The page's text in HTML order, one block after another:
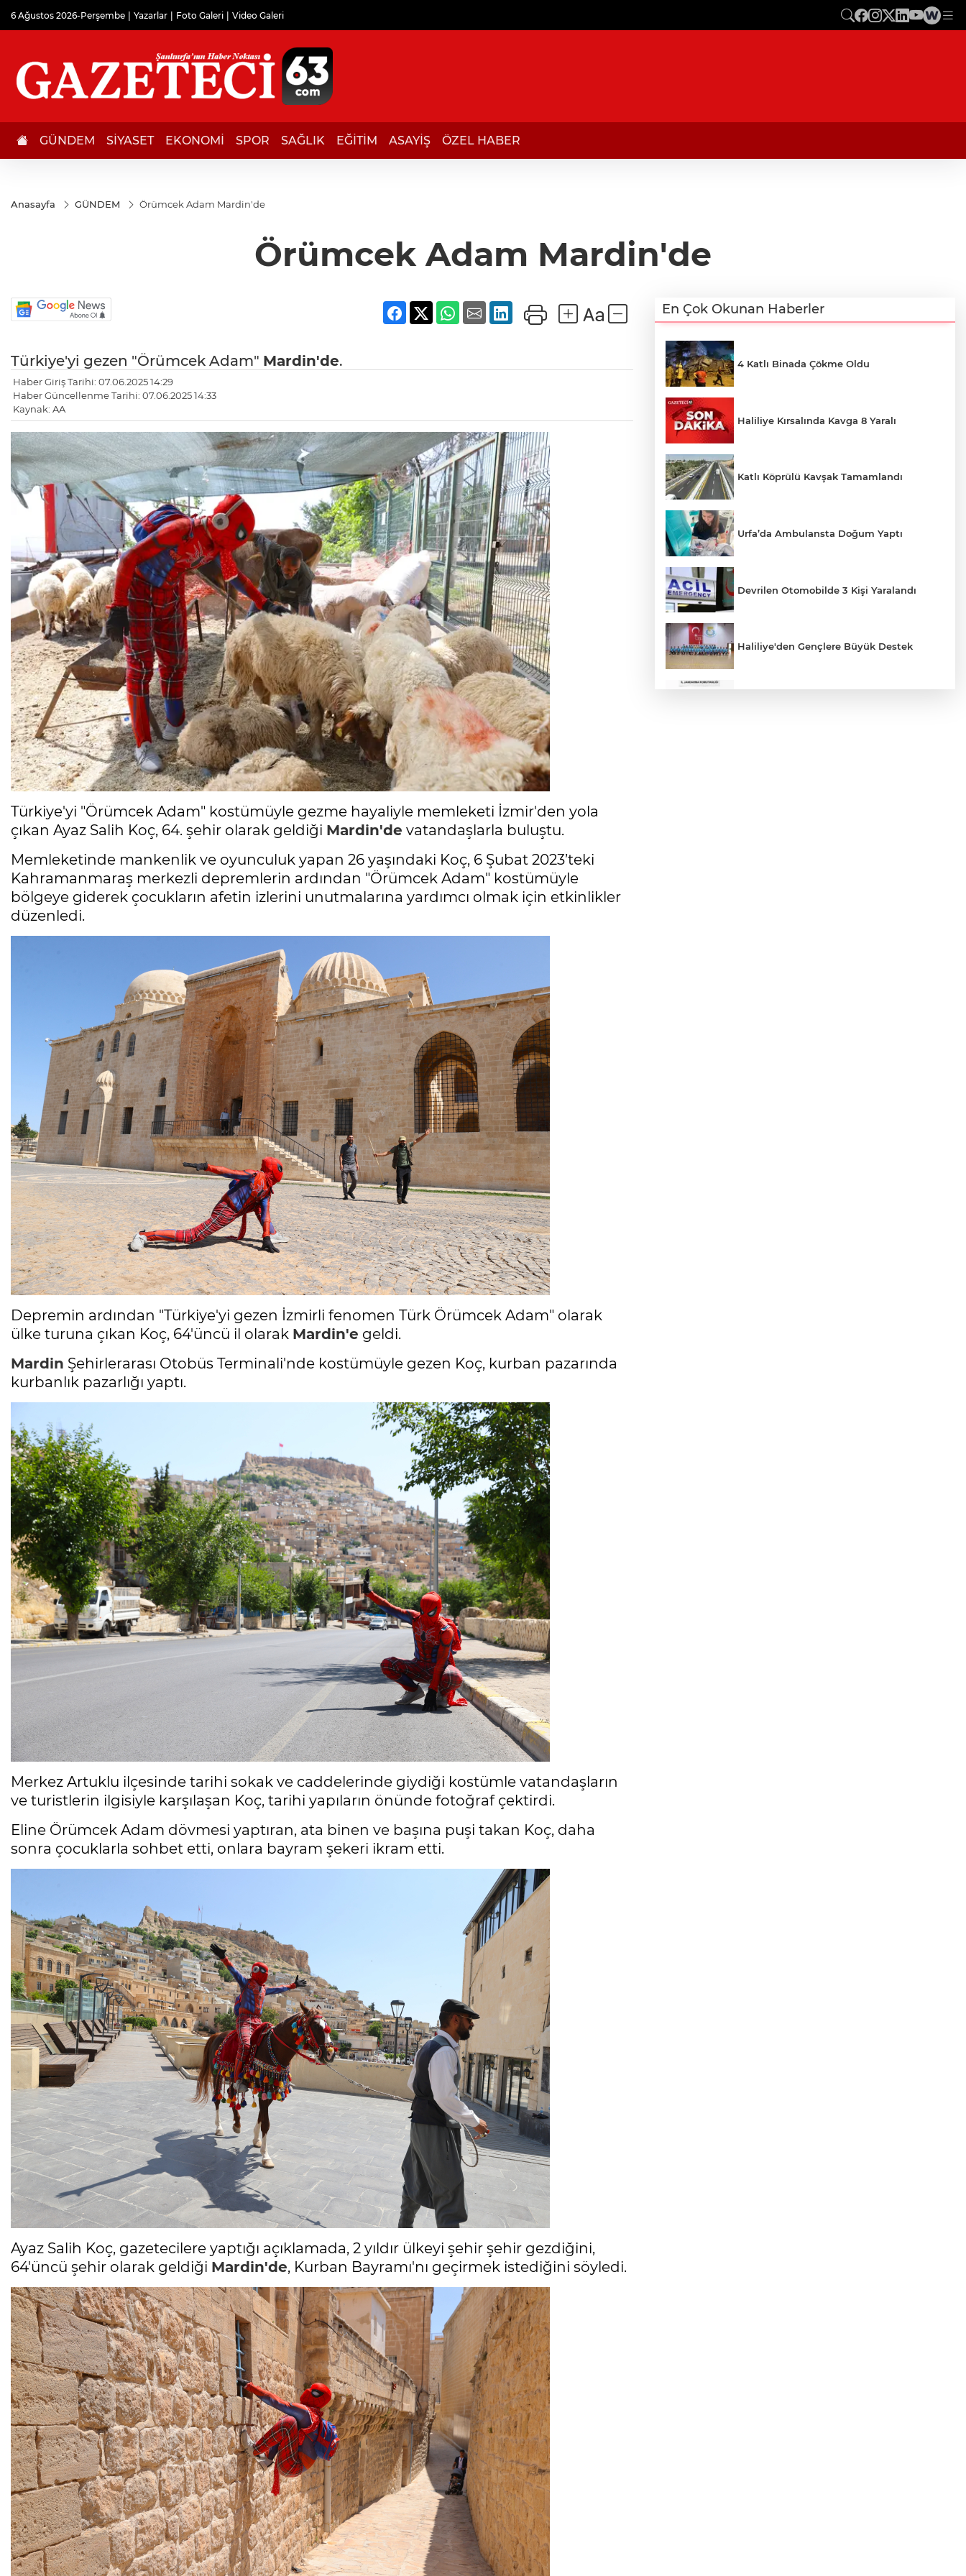
6 Ağustos 2026-Perşembe Yazarlar Foto Galeri Video Galeri
GÜNDEM SİYASET EKONOMİ SPOR SAĞLIK EĞİTİM ASAYİŞ ÖZEL HABER
Anasayfa GÜNDEM Örümcek Adam Mardin'de
Örümcek Adam Mardin'de
Türkiye'yi gezen "Örümcek Adam" Mardin'de.
Haber Giriş Tarihi: 07.06.2025 14:29
Haber Güncellenme Tarihi: 07.06.2025 14:33
Kaynak: AA
Türkiye'yi "Örümcek Adam" kostümüyle gezme hayaliyle memleketi İzmir'den yola
çıkan Ayaz Salih Koç, 64. şehir olarak geldiği Mardin'de vatandaşlarla buluştu.
Memleketinde mankenlik ve oyunculuk yapan 26 yaşındaki Koç, 6 Şubat 2023’teki
Kahramanmaraş merkezli depremlerin ardından "Örümcek Adam" kostümüyle
bölgeye giderek çocukların afetin izlerini unutmalarına yardımcı olmak için etkinlikler
düzenledi.
Depremin ardından "Türkiye'yi gezen İzmirli fenomen Türk Örümcek Adam" olarak
ülke turuna çıkan Koç, 64'üncü il olarak Mardin'e geldi.
Mardin Şehirlerarası Otobüs Terminali'nde kostümüyle gezen Koç, kurban pazarında
kurbanlık pazarlığı yaptı.
Merkez Artuklu ilçesinde tarihi sokak ve caddelerinde giydiği kostümle vatandaşların
ve turistlerin ilgisiyle karşılaşan Koç, tarihi yapıların önünde fotoğraf çektirdi.
Eline Örümcek Adam dövmesi yaptıran, ata binen ve başına puşi takan Koç, daha
sonra çocuklarla sohbet etti, onlara bayram şekeri ikram etti.
Ayaz Salih Koç, gazetecilere yaptığı açıklamada, 2 yıldır ülkeyi şehir şehir gezdiğini,
64'üncü şehir olarak geldiği Mardin'de, Kurban Bayramı'nı geçirmek istediğini söyledi.
En Çok Okunan Haberler
4 Katlı Binada Çökme Oldu
Haliliye Kırsalında Kavga 8 Yaralı
Katlı Köprülü Kavşak Tamamlandı
Urfa’da Ambulansta Doğum Yaptı
Devrilen Otomobilde 3 Kişi Yaralandı
Haliliye'den Gençlere Büyük Destek